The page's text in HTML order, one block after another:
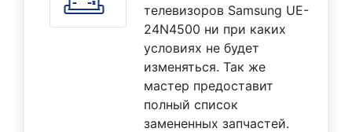
телевизоров Samsung UE-
24N4500 ни при каких
условиях не будет
изменяться. Так же
мастер предоставит
полный список
замененных запчастей.